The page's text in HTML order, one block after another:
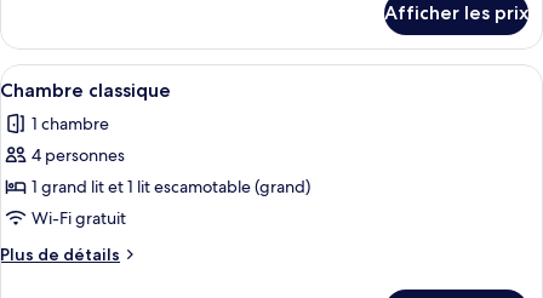
Chambre
classique
Chambre
classique
Afficher les prix
Afficher
toutes
les
photos
pour
ce
type
de
Une chambre avec un lit, un petit
13
Chambre classique
1 chambre
4 personnes
1 grand lit et 1 lit escamotable (grand)
Wi-Fi gratuit
Plus de détails
Plus